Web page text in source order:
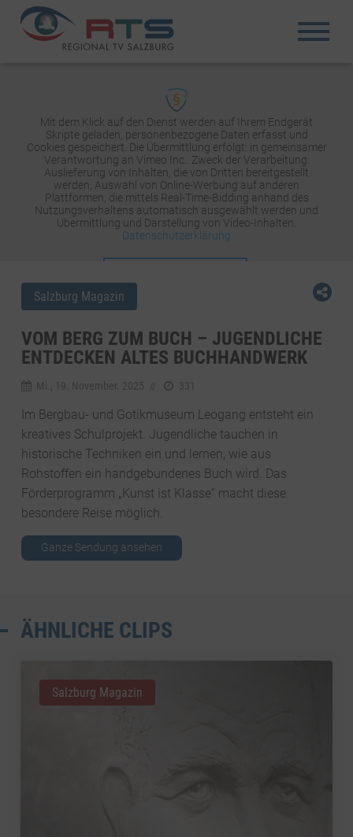
Mit dem Klick auf den Dienst werden auf Ihrem Endgerät
Skripte geladen, personenbezogene Daten erfasst und
Cookies gespeichert. Die Übermittlung erfolgt: in gemeinsamer
Verantwortung an Vimeo Inc.. Zweck der Verarbeitung:
Auslieferung von Inhalten, die von Dritten bereitgestellt
werden, Auswahl von Online-Werbung auf anderen
Plattformen, die mittels Real-Time-Bidding anhand des
Nutzungsverhaltens automatisch ausgewählt werden und
Übermittlung und Darstellung von Video-Inhalten.
Datenschutzerklärung
Salzburg Magazin
VOM BERG ZUM BUCH – JUGENDLICHE
ENTDECKEN ALTES BUCHHANDWERK
Mi., 19. November. 2025 331
Im Bergbau- und Gotikmuseum Leogang entsteht ein
kreatives Schulprojekt. Jugendliche tauchen in
historische Techniken ein und lernen, wie aus
Rohstoffen ein handgebundenes Buch wird. Das
Förderprogramm „Kunst ist Klasse“ macht diese
besondere Reise möglich.
Ganze Sendung ansehen
ÄHNLICHE CLIPS
Salzburg Magazin